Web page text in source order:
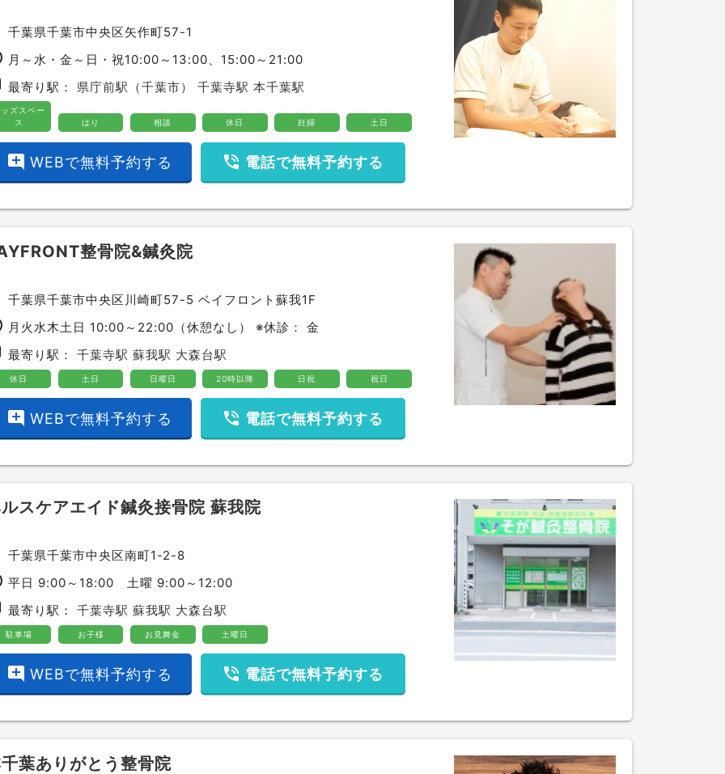
千葉県千葉市中央区矢作町57-1
月～水・金～日・祝10:00～13:00、15:00～21:00
最寄り駅： 県庁前駅（千葉市） 千葉寺駅 本千葉駅
ズスペー
ス
はり 相談 休日 妊婦 土日
add_comment WEBで無料予約する phone_in_talk 電話で無料予約する
整骨院&鍼灸院
千葉県千葉市中央区川崎町57-5 ベイフロント蘇我1F
月火水木土日 10:00～22:00（休憩なし） ※休診： 金
最寄り駅：千葉寺駅 蘇我駅 大森台駅
休日 土日 日曜日 20時以降 日祝 祝日
add_comment WEBで無料予約する phone_in_talk 電話で無料予約する
スケアエイド鍼灸接骨院 蘇我院
千葉県千葉市中央区南町1-2-8
平日 9:00～18:00 土曜 9:00～12:00
最寄り駅：千葉寺駅 蘇我駅 大森台駅
駐車場 お子様 お見舞金 土曜日
add_comment WEBで無料予約する phone_in_talk 電話で無料予約する
葉ありがとう整骨院